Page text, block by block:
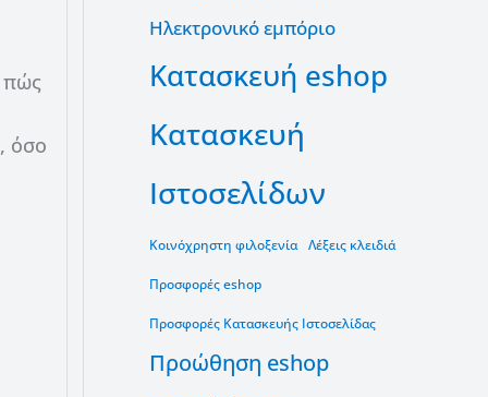
πώς
όσο
Ηλεκτρονικό εμπόριο
Κατασκευή eshop
Κατασκευή
Ιστοσελίδων
Κοινόχρηστη φιλοξενία Λέξεις κλειδιά
Προσφορές eshop
Προσφορές Κατασκευής Ιστοσελίδας
Προώθηση eshop